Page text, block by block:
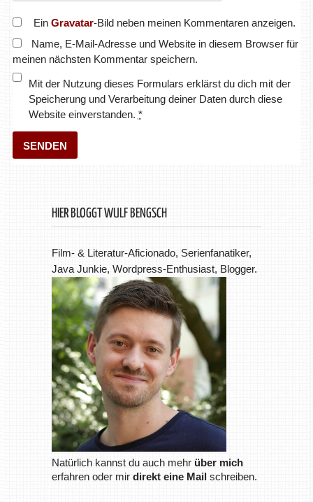
Ein Gravatar-Bild neben meinen Kommentaren anzeigen.
Name, E-Mail-Adresse und Website in diesem Browser für
meinen nächsten Kommentar speichern.
Mit der Nutzung dieses Formulars erklärst du dich mit der
Speicherung und Verarbeitung deiner Daten durch diese
Website einverstanden. *
HIER BLOGGT WULF BENGSCH
Film- & Literatur-Aficionado, Serienfanatiker,
Java Junkie, Wordpress-Enthusiast, Blogger.
Natürlich kannst du auch mehr über mich
erfahren oder mir direkt eine Mailschreiben.